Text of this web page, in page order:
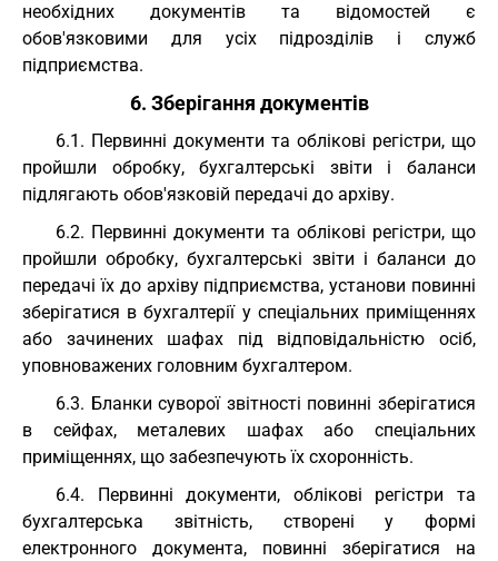
необхідних документів та відомостей є
обов'язковими для усіх підрозділів і служб
підприємства.
6. Зберігання документів
6.1. Первинні документи та облікові регістри, що
пройшли обробку, бухгалтерські звіти і баланси
підлягають обов'язковій передачі до архіву.
6.2. Первинні документи та облікові регістри, що
пройшли обробку, бухгалтерські звіти і баланси до
передачі їх до архіву підприємства, установи повинні
зберігатися в бухгалтерії у спеціальних приміщеннях
або зачинених шафах під відповідальністю осіб,
уповноважених головним бухгалтером.
6.3. Бланки суворої звітності повинні зберігатися
в сейфах, металевих шафах або спеціальних
приміщеннях, що забезпечують їх схоронність.
6.4. Первинні документи, облікові регістри та
бухгалтерська звітність, створені у формі
електронного документа, повинні зберігатися на